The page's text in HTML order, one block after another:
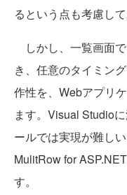
るという点も考慮し
しかし、一覧画面
き、任意のタイミン
作性を、Webアプリ
ます。Visual Studio
ールでは実現が難し
MulitRow for
す。